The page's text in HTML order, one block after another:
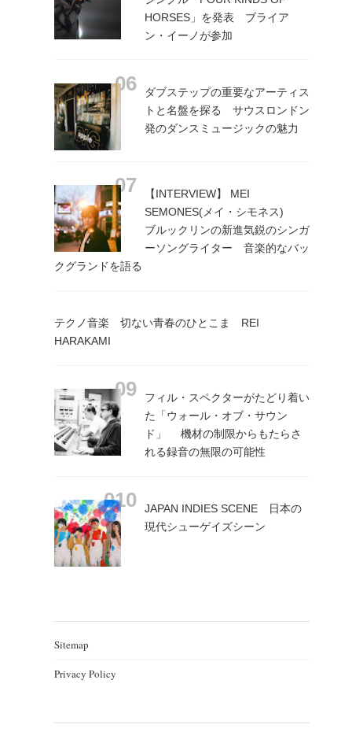
HORSES」を発表 ブライア
ン・イーノが参加
ダブステップの重要なアーティス
トと名盤を探る サウスロンドン
発のダンスミュージックの魅力
【INTERVIEW】 MEI
SEMONES(メイ・シモネス)
ブルックリンの新進気鋭のシンガ
ーソングライター 音楽的なバッ
クグランドを語る
テクノ音楽 切ない青春のひとこま REI
HARAKAMI
フィル・スペクターがたどり着い
た「ウォール・オブ・サウン
ド」 機材の制限からもたらさ
れる録音の無限の可能性
JAPAN INDIES SCENE 日本の
現代シューゲイズシーン
Sitemap
Privacy Policy